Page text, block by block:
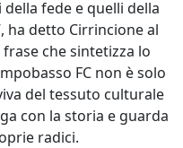
fede e quelli della
ha detto Cirrincione al
che sintetizza lo
FC non è solo
del tessuto culturale
con la storia e guarda
radici.